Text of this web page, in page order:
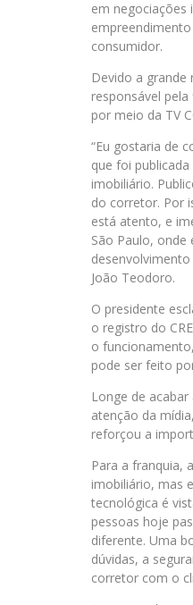
em negociações
consumidor.
Devido a grande
responsável
por meio da TV
“Eu gostaria de
que foi
imobiliário.
do corretor. Por
está atento, e
São Paulo,
João Teodoro.
O presidente
o registro do
o
pode ser feito
Longe de
atenção da
reforçou a
Para a franquia,
imobiliário, mas
tecnológica é
pessoas hoje
diferente. Uma
dúvidas, a
corretor com o